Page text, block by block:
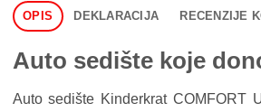
OPIS DEKLARACIJA RECENZIJE
Auto sedište koje
Auto sedište Kinderkrat COMFORT